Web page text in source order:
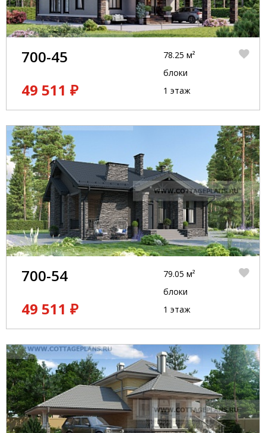
700-45
49 511 ₽
78.25 м²
блоки
1 этаж
700-54
49 511 ₽
79.05 м²
блоки
1 этаж